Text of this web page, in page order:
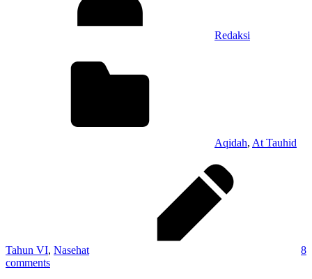
Redaksi
Aqidah, At Tauhid
Tahun VI, Nasehat
8
comments